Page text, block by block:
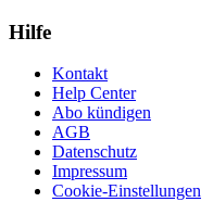
Hilfe
Kontakt
Help Center
Abo kündigen
AGB
Datenschutz
Impressum
Cookie-Einstellungen